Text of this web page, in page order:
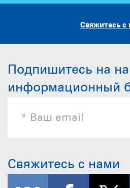
Свяжитесь с
Подпишитесь на
информационный
Свяжитесь с нами